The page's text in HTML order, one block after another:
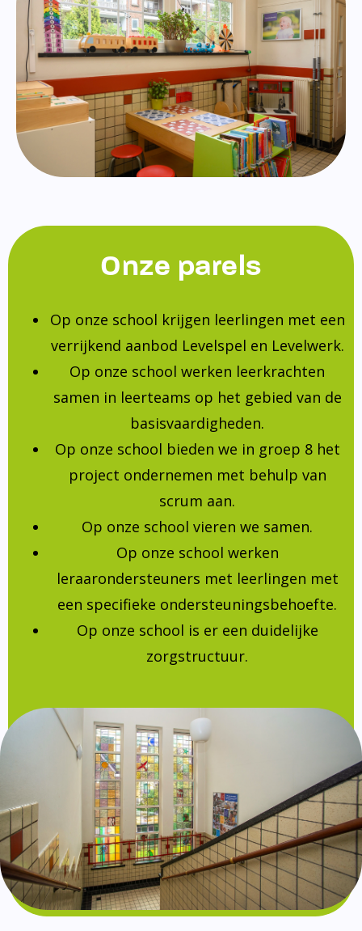
Onze parels
Op onze school krijgen leerlingen met een
verrijkend aanbod Levelspel en Levelwerk.
Op onze school werken leerkrachten
samen in leerteams op het gebied van de
basisvaardigheden.
Op onze school bieden we in groep 8 het
project ondernemen met behulp van
scrum aan.
Op onze school vieren we samen.
Op onze school werken
leraarondersteuners met leerlingen met
een specifieke ondersteuningsbehoefte.
Op onze school is er een duidelijke
zorgstructuur.